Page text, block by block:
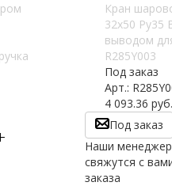
Кран
32х50 Ру35
выводом
R285Y003
Под заказ
Арт.:
4 093.36
Под заказ
Наши
свяжутся с
заказа